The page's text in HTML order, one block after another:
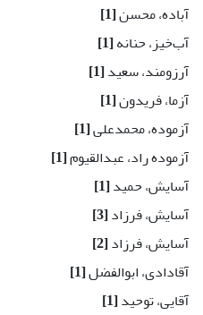
آباده، محسن[1]
آب‌خیز، حنانه[1]
آرزومند، سعید[1]
آزما، فریدون[1]
آزموده، محمدعلی[1]
آزموده راد، عبدالقیوم[1]
آسایش، حمید[1]
آسایش، فرزاد[3]
آسایش، فرزاد[2]
آقادادی، ابوالفضل[1]
آقایی، توحید[1]